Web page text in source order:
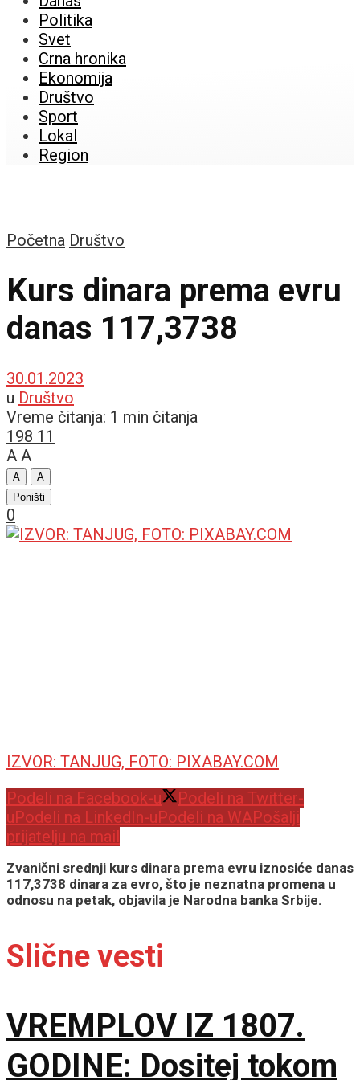
Politika
Svet
Crna hronika
Ekonomija
Društvo
Sport
Lokal
Region
Početna Društvo
Kurs dinara prema evru
danas 117,3738
30.01.2023
u Društvo
Vreme čitanja: 1 min čitanja
198 11
A A
A
A
Poništi
0
IZVOR: TANJUG, FOTO: PIXABAY.COM
Podeli na Facebook-u
Podeli na Twitter-
uPodeli na LinkedIn-uPodeli na WAPošalji
prijatelju na mail
Zvanični srednji kurs dinara prema evru iznosiće danas
117,3738 dinara za evro, što je neznatna promena u
odnosu na petak, objavila je Narodna banka Srbije.
Slične vesti
VREMPLOV IZ 1807.
GODINE: Dositej tokom